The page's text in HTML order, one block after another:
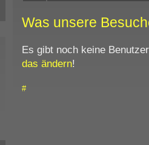
Was unsere
Es gibt noch keine
das ändern!
#